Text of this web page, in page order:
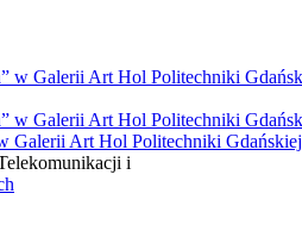
Galerii Art Hol Politechniki Gdańskiej
i